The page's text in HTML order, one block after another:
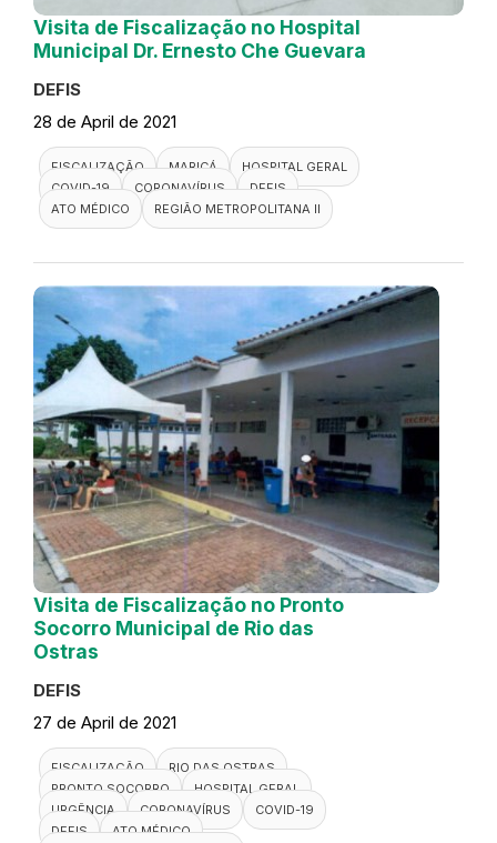
Visita de Fiscalização no Hospital
Municipal Dr. Ernesto Che Guevara
DEFIS
28 de April de 2021
FISCALIZAÇÃO MARICÁ
HOSPITAL GERAL
COVID-19
CORONAVÍRUS
DEFIS
ATO MÉDICO
REGIÃO METROPOLITANA II
Visita de Fiscalização no Pronto
Socorro Municipal de Rio das
Ostras
DEFIS
27 de April de 2021
FISCALIZAÇÃO
RIO DAS OSTRAS
PRONTO SOCORRO
HOSPITAL GERAL
URGÊNCIA
CORONAVÍRUS
COVID-19
DEFIS
ATO MÉDICO